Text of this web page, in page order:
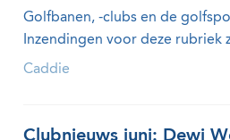
Golfbanen, -clubs en de
Inzendingen voor deze rubriek
Caddie